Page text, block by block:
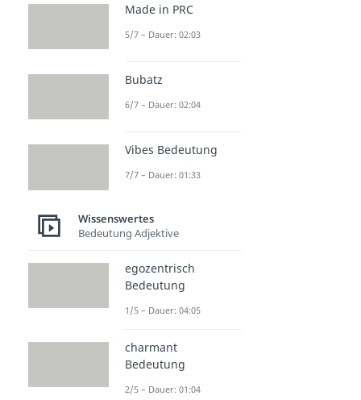
Made in PRC
5/7 – Dauer: 02:03
Bubatz
6/7 – Dauer: 02:04
Vibes Bedeutung
7/7 – Dauer: 01:33
Wissenswertes
Bedeutung Adjektive
egozentrisch
Bedeutung
1/5 – Dauer: 04:05
charmant
Bedeutung
2/5 – Dauer: 01:04